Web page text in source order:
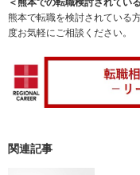
熊本で転職を検討されている
度お気軽にご相談ください。
関連記事